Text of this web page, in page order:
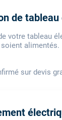
de
votre tableau
alimentés.
sur devis